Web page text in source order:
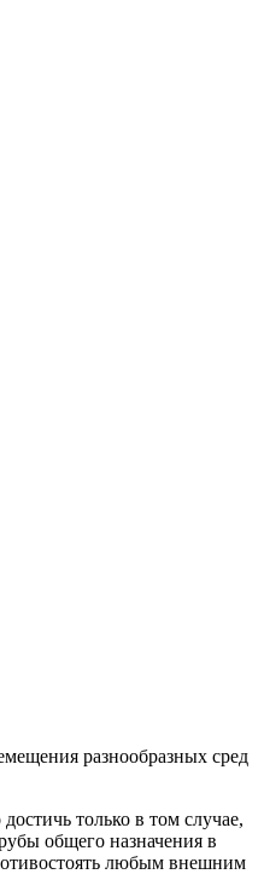
разнообразных сред
только в том случае,
общего назначения в
любым внешним